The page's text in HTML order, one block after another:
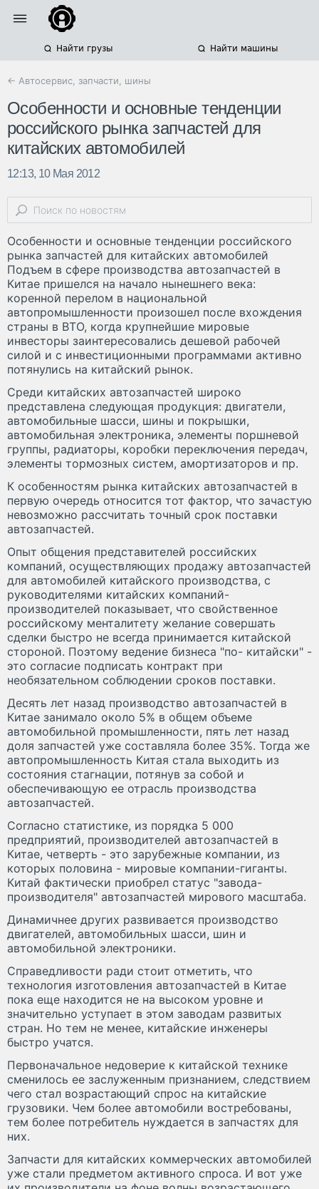
Найти грузы Найти машины
← Автосервис, запчасти, шины
Особенности и основные тенденции
российского рынка запчастей для
китайских автомобилей
12:13, 10 Мая 2012
Особенности и основные тенденции российского
рынка запчастей для китайских автомобилей
Подъем в сфере производства автозапчастей в
Китае пришелся на начало нынешнего века:
коренной перелом в национальной
автопромышленности произошел после вхождения
страны в ВТО, когда крупнейшие мировые
инвесторы заинтересовались дешевой рабочей
силой и с инвестиционными программами активно
потянулись на китайский рынок.
Среди китайских автозапчастей широко
представлена следующая продукция: двигатели,
автомобильные шасси, шины и покрышки,
автомобильная электроника, элементы поршневой
группы, радиаторы, коробки переключения передач,
элементы тормозных систем, амортизаторов и пр.
К особенностям рынка китайских автозапчастей в
первую очередь относится тот фактор, что зачастую
невозможно рассчитать точный срок поставки
автозапчастей.
Опыт общения представителей российских
компаний, осуществляющих продажу автозапчастей
для автомобилей китайского производства, с
руководителями китайских компаний-
производителей показывает, что свойственное
российскому менталитету желание совершать
сделки быстро не всегда принимается китайской
стороной. Поэтому ведение бизнеса "по- китайски" -
это согласие подписать контракт при
необязательном соблюдении сроков поставки.
Десять лет назад производство автозапчастей в
Китае занимало около 5% в общем объеме
автомобильной промышленности, пять лет назад
доля запчастей уже составляла более 35%. Тогда же
автопромышленность Китая стала выходить из
состояния стагнации, потянув за собой и
обеспечивающую ее отрасль производства
автозапчастей.
Согласно статистике, из порядка 5 000
предприятий, производителей автозапчастей в
Китае, четверть - это зарубежные компании, из
которых половина - мировые компании-гиганты.
Китай фактически приобрел статус "завода-
производителя" автозапчастей мирового масштаба.
Динамичнее других развивается производство
двигателей, автомобильных шасси, шин и
автомобильной электроники.
Справедливости ради стоит отметить, что
технология изготовления автозапчастей в Китае
пока еще находится не на высоком уровне и
значительно уступает в этом заводам развитых
стран. Но тем не менее, китайские инженеры
быстро учатся.
Первоначальное недоверие к китайской технике
сменилось ее заслуженным признанием, следствием
чего стал возрастающий спрос на китайские
грузовики. Чем более автомобили востребованы,
тем более потребитель нуждается в запчастях для
них.
Запчасти для китайских коммерческих автомобилей
уже стали предметом активного спроса. И вот уже